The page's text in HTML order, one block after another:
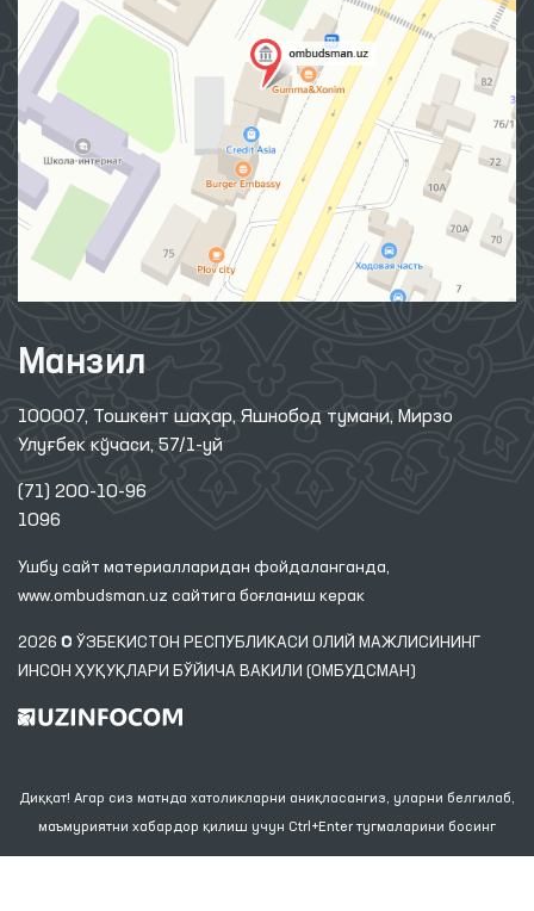
Манзил
100007, Тошкент шаҳар, Яшнобод тумани, Мирзо
Улуғбек кўчаси, 57/1-уй
(71) 200-10-96
1096
Ушбу сайт материалларидан фойдаланганда,
www.ombudsman.uz сайтига боғланиш керак
2026 © ЎЗБЕКИСТОН РЕСПУБЛИКАСИ ОЛИЙ МАЖЛИСИНИНГ
ИНСОН ҲУҚУҚЛАРИ БЎЙИЧА ВАКИЛИ (ОМБУДСМАН)
Диққат! Агар сиз матнда хатоликларни аниқласангиз, уларни белгилаб,
маъмуриятни хабардор қилиш учун Ctrl+Enter тугмаларини босинг